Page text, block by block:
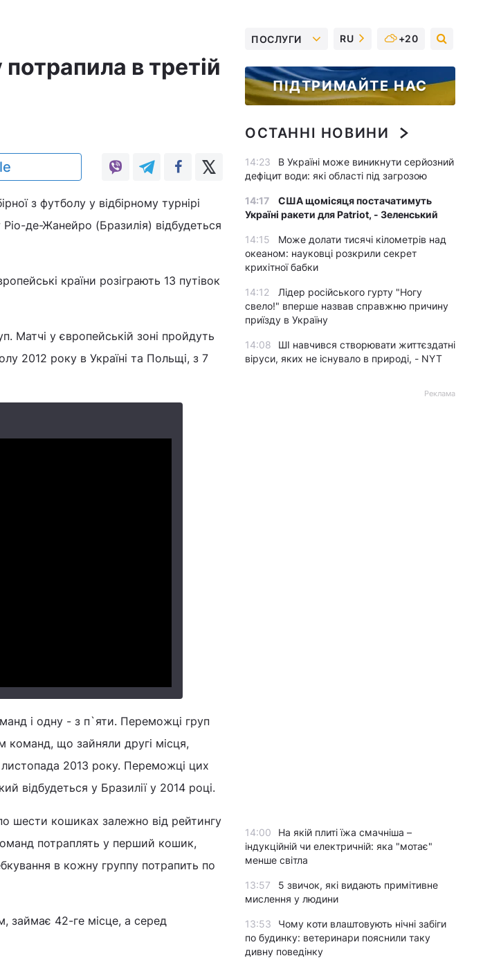
в третій
з футболу у відбірному турнірі
де-Жанейро (Бразилія) відбудеться
країни розіграють 13 путівок
Матчі у європейській зоні пройдуть
2012 року в Україні та Польщі, з 7
і одну - з п`яти. Переможці груп
команд, що зайняли другі місця,
листопада 2013 року. Переможці цих
відбудеться у Бразилії у 2014 році.
шести кошиках залежно від рейтингу
потраплять у перший кошик,
в кожну группу потрапить по
займає 42-ге місце, а серед
ПОСЛУГИ RU +20
ПІДТРИМАЙТЕ НАС
ОСТАННІ НОВИНИ
14:23
В Україні може виникнути серйозний
дефіцит води: які області під загрозою
14:17
США щомісяця постачатимуть
Україні ракети для Patriot, - Зеленський
14:15
Може долати тисячі кілометрів над
океаном: науковці розкрили секрет
крихітної бабки
14:12
Лідер російського гурту "Ногу
свело!" вперше назвав справжню причину
приїзду в Україну
14:08
ШІ навчився створювати життєздатні
віруси, яких не існувало в природі, - NYT
Реклама
14:00
На якій плиті їжа смачніша –
індукційній чи електричній: яка "мотає"
менше світла
13:57
5 звичок, які видають примітивне
мислення у людини
13:53
Чому коти влаштовують нічні забіги
по будинку: ветеринари пояснили таку
дивну поведінку